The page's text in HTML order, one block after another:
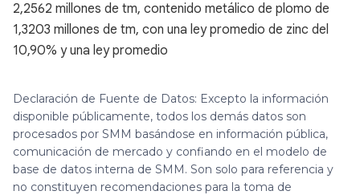
2,2562 millones de tm, contenido metálico de plomo de
1,3203 millones de tm, con una ley promedio de zinc del
10,90% y una ley promedio
Declaración de Fuente de Datos: Excepto la información
disponible públicamente, todos los demás datos son
procesados por SMM basándose en información pública,
comunicación de mercado y confiando en el modelo de
base de datos interna de SMM. Son solo para referencia y
no constituyen recomendaciones para la toma de